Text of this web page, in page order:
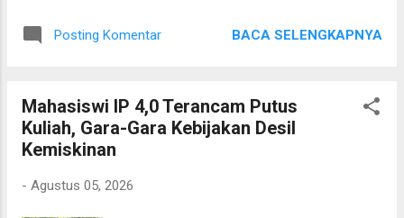
bulan Agustus. "Kalau masyarakat melihat
disebut telah menerapkan aspek
sedimentasi yang menumpuk di sekitar area
pekerjaan. "Memang tadi kelihatan K3 sudah
ada, cuma tinggal dirapikan. Dari keterangan
sedimentasi menumpuk itu harus segera
Posting Komentar BACA SELENGKAPNYA
Mahasiswi IP 4,0 Terancam Putus
Kuliah, Gara-Gara Kebijakan Desil
Kemiskinan
- Agustus 05, 2026